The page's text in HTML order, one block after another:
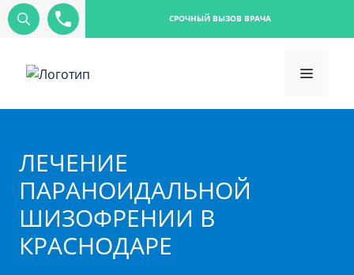
СРОЧНЫЙ ВЫЗОВ ВРАЧА
ЛЕЧЕНИЕ
ПАРАНОИДАЛЬНОЙ
ШИЗОФРЕНИИ В
КРАСНОДАРЕ